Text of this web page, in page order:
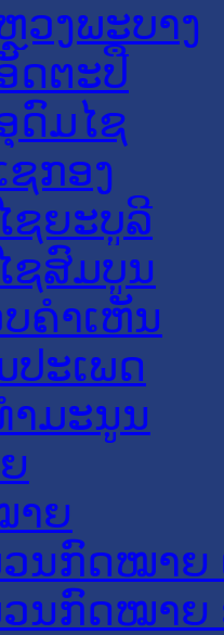
ວງພະບາງ
ດຕະປື
ດົມໄຊ
ຊກອງ
ຊຍະບູລີ
ຊສົມບູນ
ຄໍາເຫັນ
ປະເພດ
າມະນູນ
າຍ
ນກົດໝາຍ
ນກົດໝາຍ